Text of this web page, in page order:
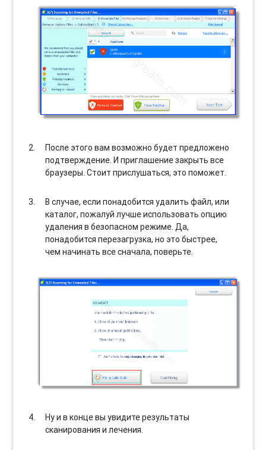
После этого вам возможно будет предложено
подтверждение. И приглашение закрыть все
браузеры. Стоит прислушаться, это поможет.
В случае, если понадобится удалить файл, или
каталог, пожалуй лучше использовать опцию
удаления в безопасном режиме. Да,
понадобится перезагрузка, но это быстрее,
чем начинать все сначала, поверьте.
Ну и в конце вы увидите результаты
сканирования и лечения.